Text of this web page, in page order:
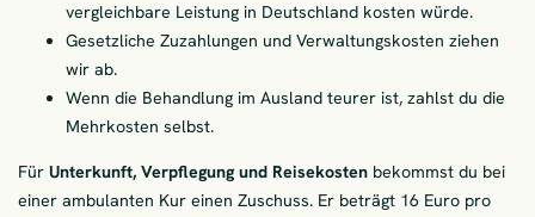
vergleichbare Leistung in Deutschland kosten würde.
Gesetzliche Zuzahlungen und Verwaltungskosten ziehen
wir ab.
Wenn die Behandlung im Ausland teurer ist, zahlst du die
Mehrkosten selbst.
Für Unterkunft, Verpflegung und Reisekosten bekommst du bei
einer ambulanten Kur einen Zuschuss. Er beträgt 16 Euro pro